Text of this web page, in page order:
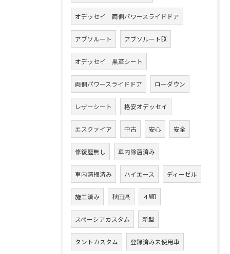
オデッセイ 両側パワースライドドア
アブソルート アブソルートEX
オデッセイ 黒革シート
両側パワースライドドア ローダウン
レザーシート 格安オデッセイ
エスクァイア 中古 安心 安全
修復歴無し 車内除菌済み
車内清掃済み ハイエース ディーゼル
施工済み 秋田県 ４WD
スペーシアカスタム 新型
タントカスタム 登録済み未使用車